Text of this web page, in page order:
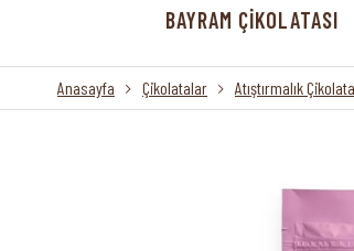
BAYRAM ÇİKOLATASI
Anasayfa Çikolatalar Atıştırmalık Çikolata